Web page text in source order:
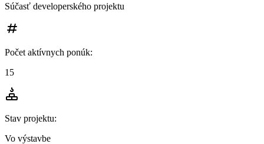
Súčasť developerského projektu
Počet aktívnych ponúk:
15
Stav projektu:
Vo výstavbe